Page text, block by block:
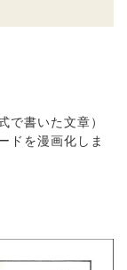
書いた文章）
ドを漫画化しま